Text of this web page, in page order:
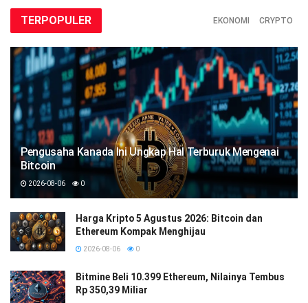
TERPOPULER EKONOMI CRYPTO
Pengusaha Kanada Ini Ungkap Hal Terburuk Mengenai
Bitcoin
2026-08-06 0
Harga Kripto 5 Agustus 2026: Bitcoin dan
Ethereum Kompak Menghijau
2026-08-06 0
Bitmine Beli 10.399 Ethereum, Nilainya Tembus
Rp 350,39 Miliar